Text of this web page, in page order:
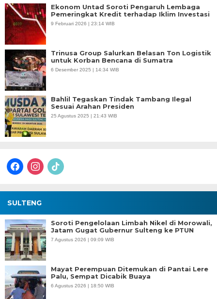
Ekonom Untad Soroti Pengaruh Lembaga
Pemeringkat Kredit terhadap Iklim Investasi
9 Februari 2026 | 23:14 WIB
Trinusa Group Salurkan Belasan Ton Logistik
untuk Korban Bencana di Sumatra
6 Desember 2025 | 14:34 WIB
Bahlil Tegaskan Tindak Tambang Ilegal
Sesuai Arahan Presiden
25 Agustus 2025 | 21:43 WIB
facebookinstagram
tiktok
SULTENG
Soroti Pengelolaan Limbah Nikel di Morowali,
Jatam Gugat Gubernur Sulteng ke PTUN
7 Agustus 2026 | 09:09 WIB
Mayat Perempuan Ditemukan di Pantai Lere
Palu, Sempat Dicabik Buaya
6 Agustus 2026 | 18:50 WIB